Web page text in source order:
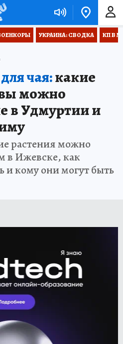
УКРАИНА: СВОДКА КП В
чая:какие
можно
в Удмуртии и
растения можно
в Ижевске, как
и кому они могут быть